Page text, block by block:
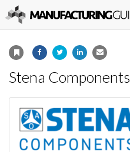
Stena Components